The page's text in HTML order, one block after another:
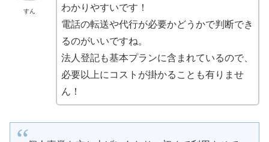
すん
わかりやすいです！
電話の転送や代行が必要かどうかで判断でき
るのがいいですね。
法人登記も基本プランに含まれているので、
必要以上にコストが掛かることも有りませ
ん！